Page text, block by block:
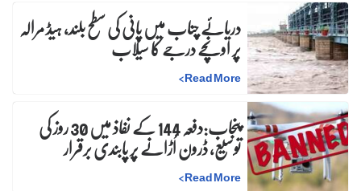
دریائے چناب میں پانی کی سطح بلند، ہیڈ مرالہ
پر اونچے درجے کا سیلاب
Read More
>
پنجاب:دفعہ 144 کے نفاذ میں 30 روز کیتوسیع، ڈرون اُڑانے پر پابندی برقرار
Read More
>